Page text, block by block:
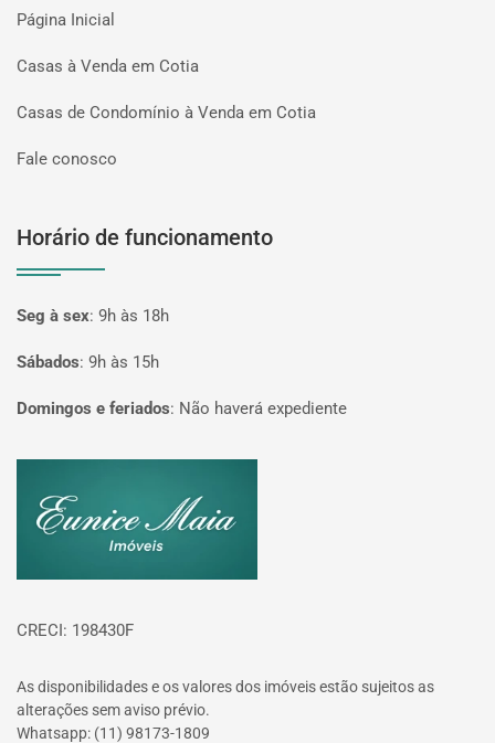
Página Inicial
Casas à Venda em Cotia
Casas de Condomínio à Venda em Cotia
Fale conosco
Horário de funcionamento
Seg à sex: 9h às 18h
Sábados: 9h às 15h
Domingos e feriados: Não haverá expediente
CRECI: 198430F
As disponibilidades e os valores dos imóveis estão sujeitos as
alterações sem aviso prévio.
Whatsapp: (11) 98173-1809